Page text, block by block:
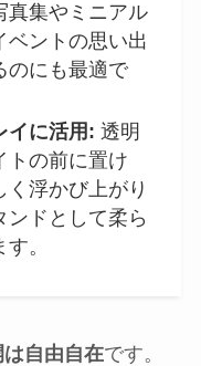
真集やミニアル
ベントの思い出
のにも最適で
イに活用: 透明
トの前に置け
浮かび上がり
ンドとして柔ら
。
自由自在です。